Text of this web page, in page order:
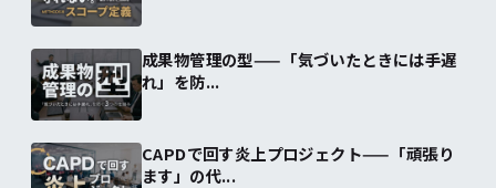
成果物管理の型——「気づいたときには手遅
れ」を防...
CAPDで回す炎上プロジェクト——「頑張り
ます」の代...